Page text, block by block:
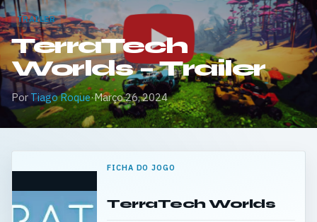
TRAILER
TerraTech
Worlds – Trailer
Por Tiago Roque·Março 26, 2024
FICHA DO JOGO
TerraTech Worlds